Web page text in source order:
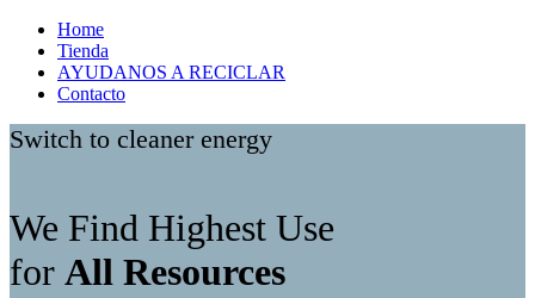
Home
Tienda
AYUDANOS A RECICLAR
Contacto
Switch to cleaner energy
We Find Highest Use
for All Resources